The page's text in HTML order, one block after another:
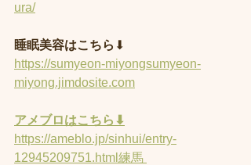
ura/
睡眠美容はこちら ⬇︎
https://sumyeon-miyongsumyeon-
miyong.jimdosite.com
アメブロはこちら⬇︎
https://ameblo.jp/sinhui/entry-
12945209751.html練馬